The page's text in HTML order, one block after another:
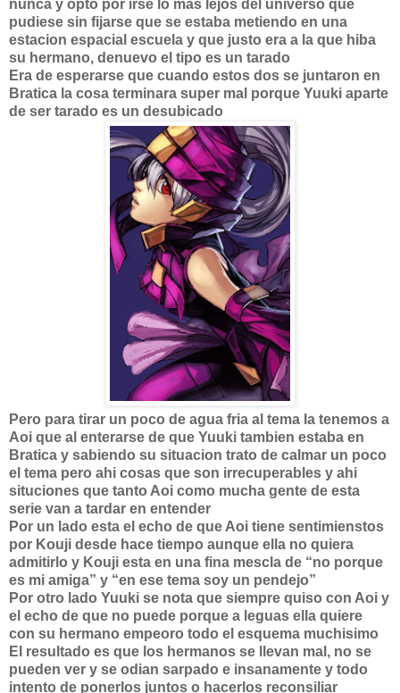
nunca y opto por irse lo mas lejos del universo que
pudiese sin fijarse que se estaba metiendo en una
estacion espacial escuela y que justo era a la que hiba
su hermano, denuevo el tipo es un tarado
Era de esperarse que cuando estos dos se juntaron en
Bratica la cosa terminara super mal porque Yuuki aparte
de ser tarado es un desubicado
Pero para tirar un poco de agua fria al tema la tenemos a
Aoi que al enterarse de que Yuuki tambien estaba en
Bratica y sabiendo su situacion trato de calmar un poco
el tema pero ahi cosas que son irrecuperables y ahi
situciones que tanto Aoi como mucha gente de esta
serie van a tardar en entender
Por un lado esta el echo de que Aoi tiene sentimienstos
por Kouji desde hace tiempo aunque ella no quiera
admitirlo y Kouji esta en una fina mescla de “no porque
es mi amiga” y “en ese tema soy un pendejo”
Por otro lado Yuuki se nota que siempre quiso con Aoi y
el echo de que no puede porque a leguas ella quiere
con su hermano empeoro todo el esquema muchisimo
El resultado es que los hermanos se llevan mal, no se
pueden ver y se odian sarpado e insanamente y todo
intento de ponerlos juntos o hacerlos reconsiliar